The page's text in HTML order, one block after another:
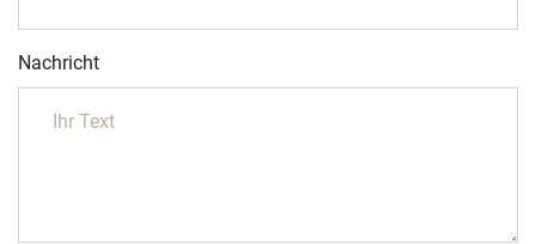
Nachricht